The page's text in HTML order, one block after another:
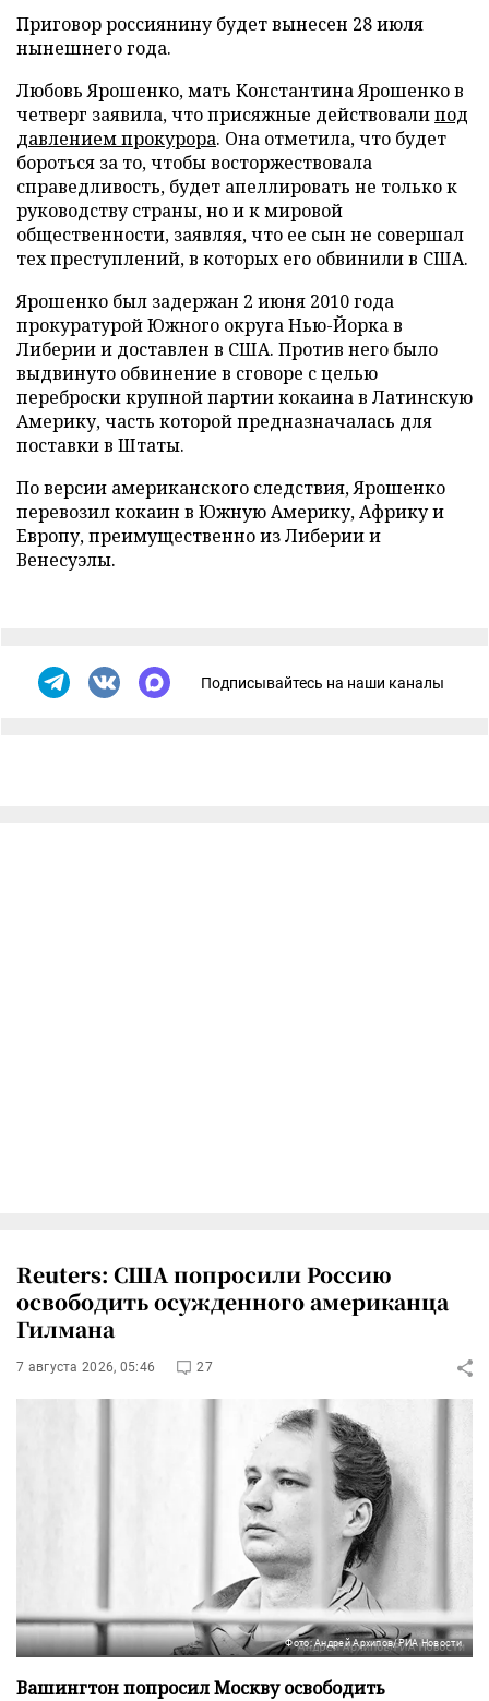
Приговор россиянину будет вынесен 28 июля
нынешнего года.
Любовь Ярошенко, мать Константина Ярошенко в
четверг заявила, что присяжные действовалипод
давлением прокурора. Она отметила, что будет
бороться за то, чтобы восторжествовала
справедливость, будет апеллировать не только к
руководству страны, но и к мировой
общественности, заявляя, что ее сын не совершал
тех преступлений, в которых его обвинили в США.
Ярошенко был задержан 2 июня 2010 года
прокуратурой Южного округа Нью-Йорка в
Либерии и доставлен в США. Против него было
выдвинуто обвинение в сговоре с целью
переброски крупной партии кокаина в Латинскую
Америку, часть которой предназначалась для
поставки в Штаты.
По версии американского следствия, Ярошенко
перевозил кокаин в Южную Америку, Африку и
Европу, преимущественно из Либерии и
Венесуэлы.
Подписывайтесь на наши каналы
Reuters: США попросили Россию
освободить осужденного американца
Гилмана
7 августа 2026, 05:46 27
Фото: Андрей Архипов/РИА Новости
Вашингтон попросил Москву освободить